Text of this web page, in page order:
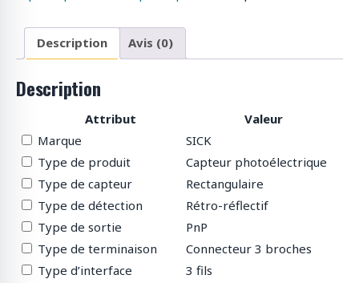
Description Avis (0)
Description
Attribut
Valeur
Marque
SICK
Type de produit
Capteur photoélectrique
Type de capteur
Rectangulaire
Type de détection
Rétro-réflectif
Type de sortie
PnP
Type de terminaison
Connecteur 3 broches
Type d’interface
3 fils